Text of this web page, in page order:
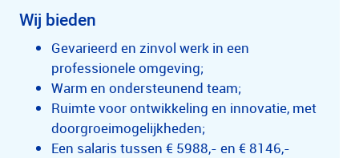
Wij bieden
Gevarieerd en zinvol werk in een
professionele omgeving;
Warm en ondersteunend team;
Ruimte voor ontwikkeling en innovatie, met
doorgroeimogelijkheden;
Een salaris tussen € 5988,- en € 8146,-